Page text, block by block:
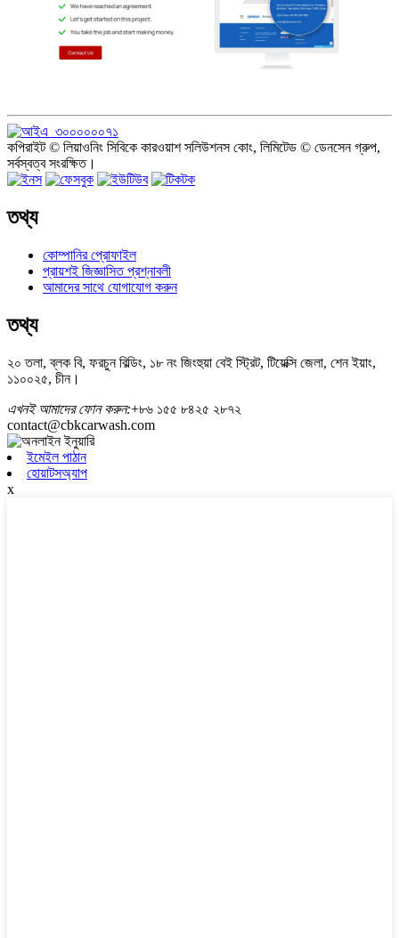
কপিরাইট © লিয়াওনিং সিবিকে কারওয়াশ সলিউশনস কোং, লিমিটেড © ডেনসেন গ্রুপ,
সর্বস্বত্ব সংরক্ষিত।
তথ্য
কোম্পানির প্রোফাইল
প্রায়শই জিজ্ঞাসিত প্রশ্নাবলী
আমাদের সাথে যোগাযোগ করুন
তথ্য
২০ তলা, ব্লক বি, ফরচুন বিল্ডিং, ১৮ নং জিংহুয়া বেই স্ট্রিট, টিয়েক্সি জেলা, শেন ইয়াং,
১১০০২৫, চীন।
এখনই আমাদের ফোন করুন:+৮৬ ১৫৫ ৮৪২৫ ২৮৭২
contact@cbkcarwash.com
ইমেইল পাঠান
হোয়াটসঅ্যাপ
x